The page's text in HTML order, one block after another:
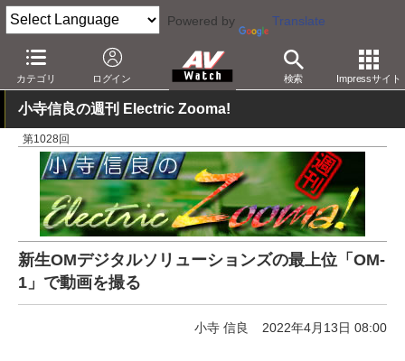
Powered by Translate
カテゴリ ログイン 検索 Impressサイト
AV Watch 製品 デジタルカメラ オリンパス
小寺信良の週刊 Electric Zooma!
第1028回
新生OMデジタルソリューションズの最上位「OM-
1」で動画を撮る
小寺 信良 2022年4月13日 08:00